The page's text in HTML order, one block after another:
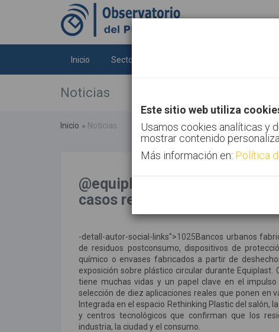
Inicio Sectores
Noticias
Inicio Noticias
Este sitio web utiliza
Usamos cookies analíticas y
mostrar contenido
Más información en: Política
@equiplast El plástico
casos reales en Equiplast
-detall-autor-social-links">1025Bancos urbanos
de residuos postconsumo, dispositivos de
químico o envases fabricados a partir de
exposición sobre plástico circular durante Equiplast.
tiene muchas vidas y un papel clave en el
selección de diez aplicaciones reales que ponen en
Integrada en el espacio Rethinking Plastic del
y centros tecnológicos que confirman que los
industria, la ciudad y el consumo.